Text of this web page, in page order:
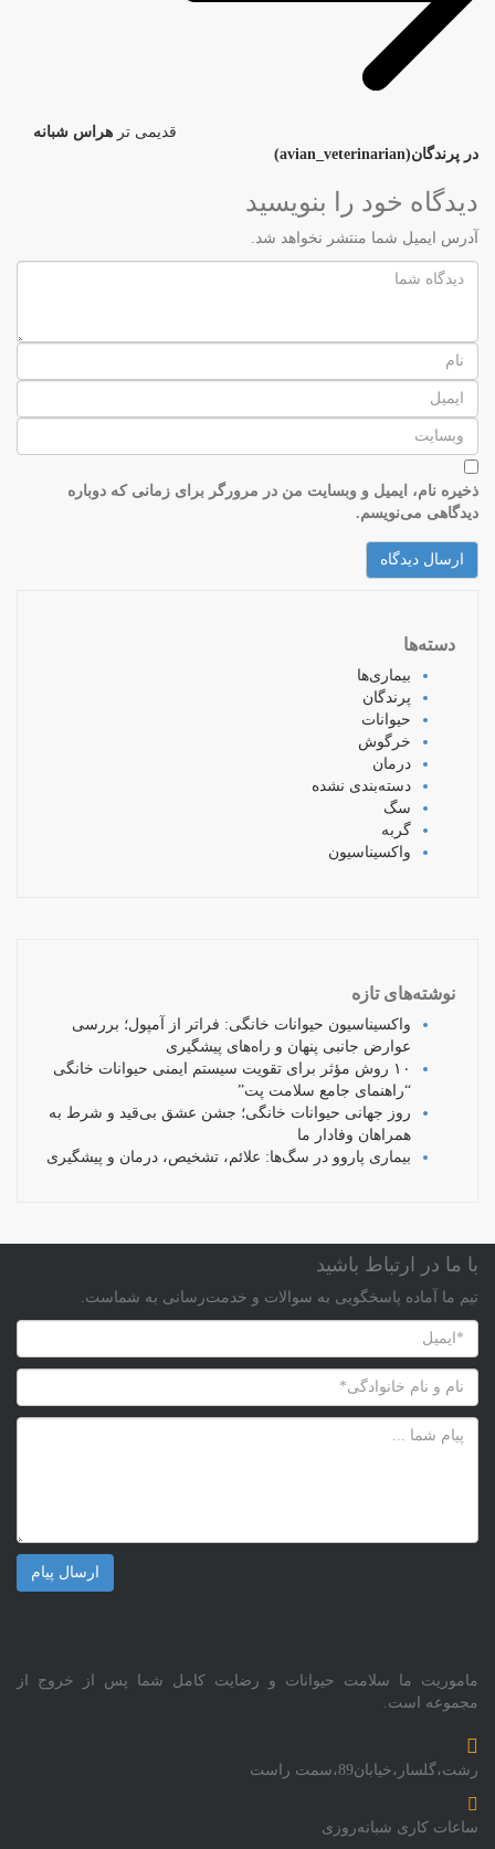
قدیمی تر هراس شبانه
در پرندگان(avian_veterinarian)
دیدگاه خود را بنویسید
آدرس ایمیل شما منتشر نخواهد شد.
ذخیره نام، ایمیل و وبسایت من در مرورگر برای زمانی که دوباره
دیدگاهی می‌نویسم.
دسته‌ها
بیماری‌ها
پرندگان
حیوانات
خرگوش
درمان
دسته‌بندی نشده
سگ
گربه
واکسیناسیون
نوشته‌های تازه
واکسیناسیون حیوانات خانگی: فراتر از آمپول؛ بررسی
عوارض جانبی پنهان و راه‌های پیشگیری
۱۰ روش مؤثر برای تقویت سیستم ایمنی حیوانات خانگی
“راهنمای جامع سلامت پت”
روز جهانی حیوانات خانگی؛ جشن عشق بی‌قید و شرط به
همراهان وفادار ما
بیماری پاروو در سگ‌ها: علائم، تشخیص، درمان و پیشگیری
با ما در ارتباط باشید
تیم ما آماده پاسخگویی به سوالات و خدمت‌رسانی به شماست.
ماموریت ما سلامت حیوانات و رضایت کامل شما پس از خروج از
مجموعه است.
رشت،گلسار،خیابان89،سمت راست
ساعات کاری شبانه‌روزی